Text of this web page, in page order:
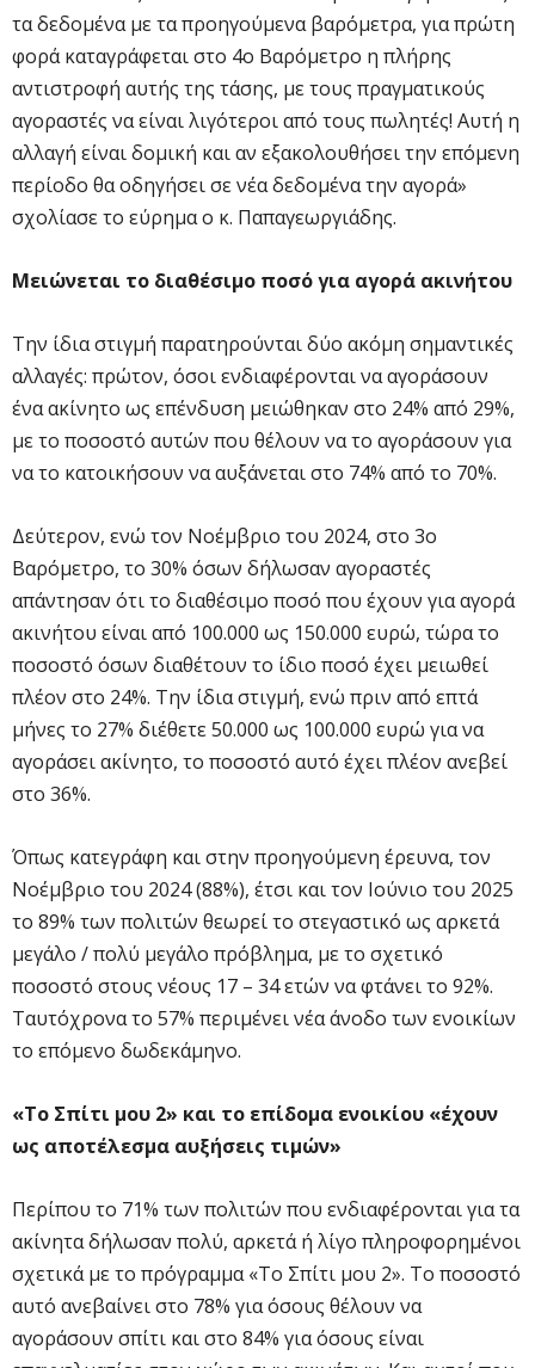
τα δεδομένα με τα προηγούμενα βαρόμετρα, για πρώτη
φορά καταγράφεται στο 4ο Βαρόμετρο η πλήρης
αντιστροφή αυτής της τάσης, με τους πραγματικούς
αγοραστές να είναι λιγότεροι από τους πωλητές! Αυτή η
αλλαγή είναι δομική και αν εξακολουθήσει την επόμενη
περίοδο θα οδηγήσει σε νέα δεδομένα την αγορά»
σχολίασε το εύρημα ο κ. Παπαγεωργιάδης.
Μειώνεται το διαθέσιμο ποσό για αγορά ακινήτου
Την ίδια στιγμή παρατηρούνται δύο ακόμη σημαντικές
αλλαγές: πρώτον, όσοι ενδιαφέρονται να αγοράσουν
ένα ακίνητο ως επένδυση μειώθηκαν στο 24% από 29%,
με το ποσοστό αυτών που θέλουν να το αγοράσουν για
να το κατοικήσουν να αυξάνεται στο 74% από το 70%.
Δεύτερον, ενώ τον Νοέμβριο του 2024, στο 3ο
Βαρόμετρο, το 30% όσων δήλωσαν αγοραστές
απάντησαν ότι το διαθέσιμο ποσό που έχουν για αγορά
ακινήτου είναι από 100.000 ως 150.000 ευρώ, τώρα το
ποσοστό όσων διαθέτουν το ίδιο ποσό έχει μειωθεί
πλέον στο 24%. Την ίδια στιγμή, ενώ πριν από επτά
μήνες το 27% διέθετε 50.000 ως 100.000 ευρώ για να
αγοράσει ακίνητο, το ποσοστό αυτό έχει πλέον ανεβεί
στο 36%.
Όπως κατεγράφη και στην προηγούμενη έρευνα, τον
Νοέμβριο του 2024 (88%), έτσι και τον Ιούνιο του 2025
το 89% των πολιτών θεωρεί το στεγαστικό ως αρκετά
μεγάλο / πολύ μεγάλο πρόβλημα, με το σχετικό
ποσοστό στους νέους 17 – 34 ετών να φτάνει το 92%.
Ταυτόχρονα το 57% περιμένει νέα άνοδο των ενοικίων
το επόμενο δωδεκάμηνο.
«Το Σπίτι μου 2» και το επίδομα ενοικίου «έχουν
ως αποτέλεσμα αυξήσεις τιμών»
Περίπου το 71% των πολιτών που ενδιαφέρονται για τα
ακίνητα δήλωσαν πολύ, αρκετά ή λίγο πληροφορημένοι
σχετικά με το πρόγραμμα «Το Σπίτι μου 2». Το ποσοστό
αυτό ανεβαίνει στο 78% για όσους θέλουν να
αγοράσουν σπίτι και στο 84% για όσους είναι